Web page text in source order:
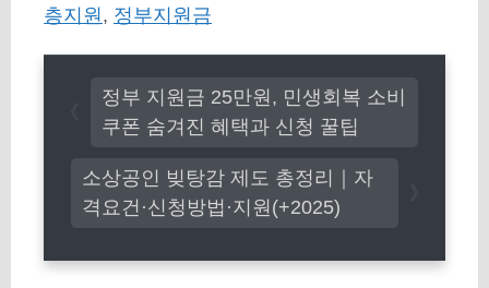
층지원 , 정부지원금
소상공인 빚탕감 제도 총정리｜자
격요건·신청방법·지원(+2025)
정부 지원금 25만원, 민생회복 소비
쿠폰 숨겨진 혜택과 신청 꿀팁